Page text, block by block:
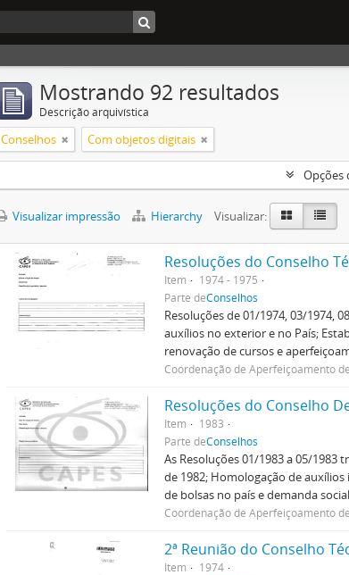
Mostrando 92 resultados
Descrição arquivística
Conselhos Com objetos digitais
Opções
Visualizar impressão Hierarchy Visualizar:
Resoluções do Conselho
Item
1974 - 1975
Parte deConselhos
Resoluções de 01/1974, 03/1974,
auxílios no exterior e no País;
renovação de cursos e
Coordenação de Aperfeiçoamento
Resoluções do Conselho
Item
1983
Parte deConselhos
As Resoluções 01/1983 a 05/1983
de 1982; Homologação de
de bolsas no país e demanda social
Coordenação de Aperfeiçoamento
2ª Reunião do Conselho
Item
1974